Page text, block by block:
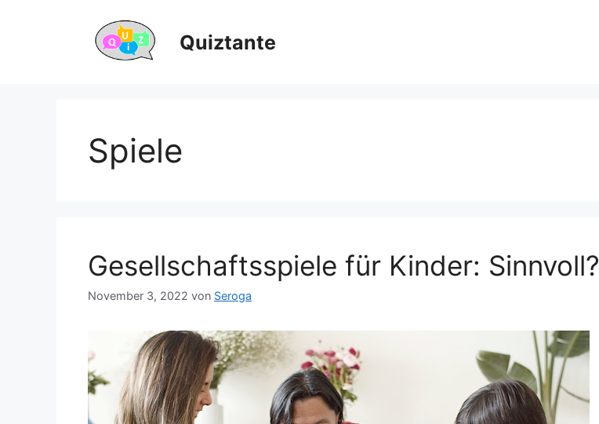
Quiztante
Spiele
Gesellschaftsspiele für Kinder: Sinnvoll?
November 3, 2022 von Seroga